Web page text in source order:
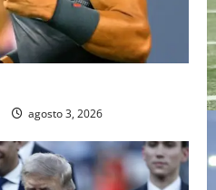
agosto 3, 2026